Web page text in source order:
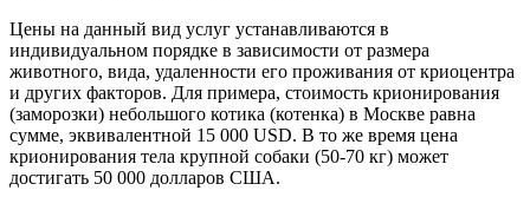
Цены на данный вид услуг устанавливаются в
индивидуальном порядке в зависимости от размера
животного, вида, удаленности его проживания от криоцентра
и других факторов. Для примера, стоимость крионирования
(заморозки) небольшого котика (котенка) в Москве равна
сумме, эквивалентной 15 000 USD. В то же время цена
крионирования тела крупной собаки (50-70 кг) может
достигать 50 000 долларов США.